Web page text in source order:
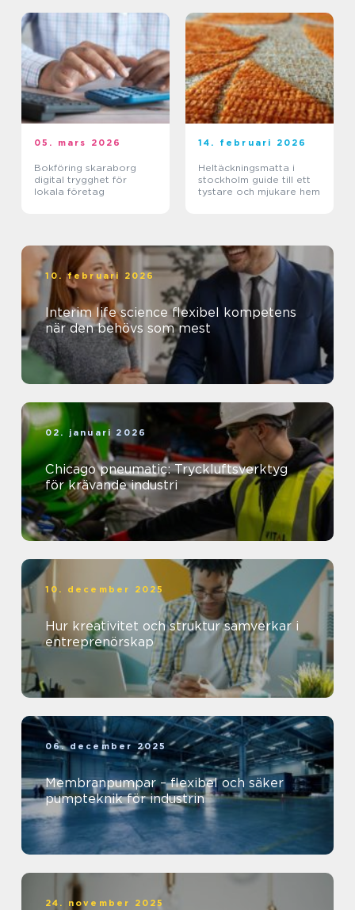
05. mars 2026
Bokföring skaraborg
digital trygghet för
lokala företag
14. februari 2026
Heltäckningsmatta i
stockholm guide till ett
tystare och mjukare hem
10. februari 2026
Interim life science flexibel kompetens
när den behövs som mest
02. januari 2026
Chicago pneumatic: Tryckluftsverktyg
för krävande industri
10. december 2025
Hur kreativitet och struktur samverkar i
entreprenörskap
06. december 2025
Membranpumpar – flexibel och säker
pumpteknik för industrin
24. november 2025